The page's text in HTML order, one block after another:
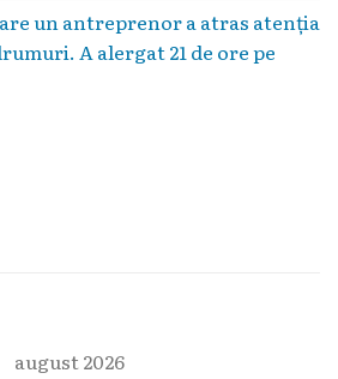
un antreprenor a atras atenția
A alergat 21 de ore pe
august 2026